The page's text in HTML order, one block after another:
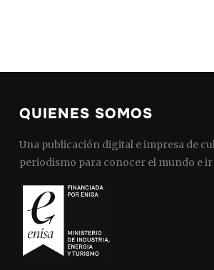
QUIENES SOMOS
Una publicación digital e impresa de
periodismo para conocer el mundo e ir